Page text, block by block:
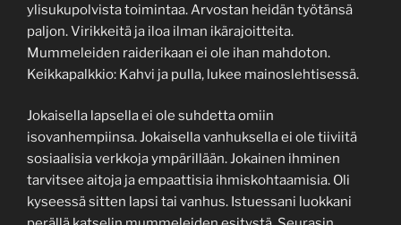
ylisukupolvista toimintaa. Arvostan heidän työtänsä
paljon. Virikkeitä ja iloa ilman ikärajoitteita.
Mummeleiden raiderikaan ei ole ihan mahdoton.
Keikkapalkkio: Kahvi ja pulla, lukee mainoslehtisessä.
Jokaisella lapsella ei ole suhdetta omiin
isovanhempiinsa. Jokaisella vanhuksella ei ole tiiviitä
sosiaalisia verkkoja ympärillään. Jokainen ihminen
tarvitsee aitoja ja empaattisia ihmiskohtaamisia. Oli
kyseessä sitten lapsi tai vanhus. Istuessani luokkani